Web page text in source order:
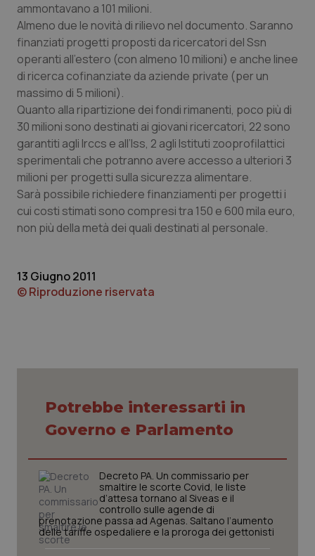
Campania
Emilia-Romagna
Friuli Venezia Giulia
Lazio
Liguria
Lombardia
Marche
Molise
Sardegna
Sicilia
Toscana
Car-T
Colesterolo & coronaropatie
Dermatite Atopica
Diabete & glucometri
Disturbi dell’umore
Dolore
Donna & Salute
Epatiti
Malattia di Crohn & Rettocolite Ulcerosa
Neuroscienze & patologie neurodegenerative
Obesità
ammontavano a 101 milioni.
Almeno due le novità di rilievo nel documento. Saranno
finanziati progetti proposti da ricercatori del Ssn
operanti all’estero (con almeno 10 milioni) e anche linee
di ricerca cofinanziate da aziende private (per un
massimo di 5 milioni).
Quanto alla ripartizione dei fondi rimanenti, poco più di
30 milioni sono destinati ai giovani ricercatori, 22 sono
garantiti agli Irccs e all’Iss, 2 agli Istituti zooprofilattici
sperimentali che potranno avere accesso a ulteriori 3
milioni per progetti sulla sicurezza alimentare.
Sarà possibile richiedere finanziamenti per progetti i
cui costi stimati sono compresi tra 150 e 600 mila euro,
non più della metà dei quali destinati al personale.
13 Giugno 2011
© Riproduzione riservata
Potrebbe interessarti in
Governo e Parlamento
Decreto PA. Un commissario per
smaltire le scorte Covid, le liste
d’attesa tornano al Siveas e il
controllo sulle agende di
prenotazione passa ad Agenas. Saltano l’aumento
delle tariffe ospedaliere e la proroga dei gettonisti